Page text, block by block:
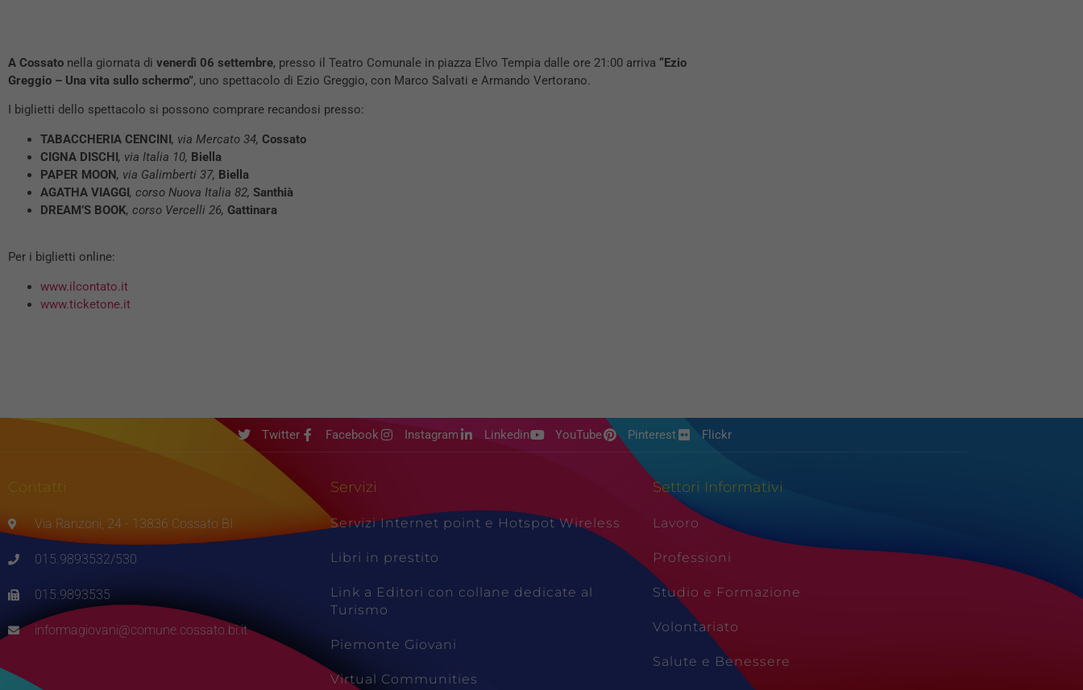
A Cossato nella giornata di venerdì 06 settembre, presso il Teatro Comunale in piazza Elvo Tempia dalle ore 21:00 arriva “Ezio
Greggio – Una vita sullo schermo”, uno spettacolo di Ezio Greggio, con Marco Salvati e Armando Vertorano.
I biglietti dello spettacolo si possono comprare recandosi presso:
TABACCHERIA CENCINI, via Mercato 34, Cossato
CIGNA DISCHI, via Italia 10, Biella
PAPER MOON, via Galimberti 37, Biella
AGATHA VIAGGI, corso Nuova Italia 82, Santhià
DREAM’S BOOK, corso Vercelli 26, Gattinara
Per i biglietti online:
www.ilcontato.it
www.ticketone.it
Twitter Facebook Instagram Linkedin YouTube Pinterest Flickr
Contatti
Via Ranzoni, 24 - 13836 Cossato BI
015.9893532/530
015.9893535
informagiovani@comune.cossato.bi.it
Servizi
Servizi Internet point e Hotspot Wireless
Libri in prestito
Link a Editori con collane dedicate al
Turismo
Piemonte Giovani
Virtual Communities
Settori Informativi
Lavoro
Professioni
Studio e Formazione
Volontariato
Salute e Benessere